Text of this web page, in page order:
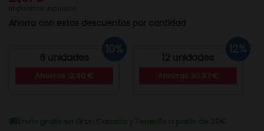
Impuestos incluidos
Ahorra con estos descuentos por cantidad
6 unidades
10%
12 unidades
12%